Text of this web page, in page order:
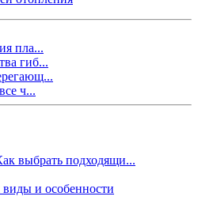
пла...
гиб...
ч...
выбрать подходящи...
и особенности